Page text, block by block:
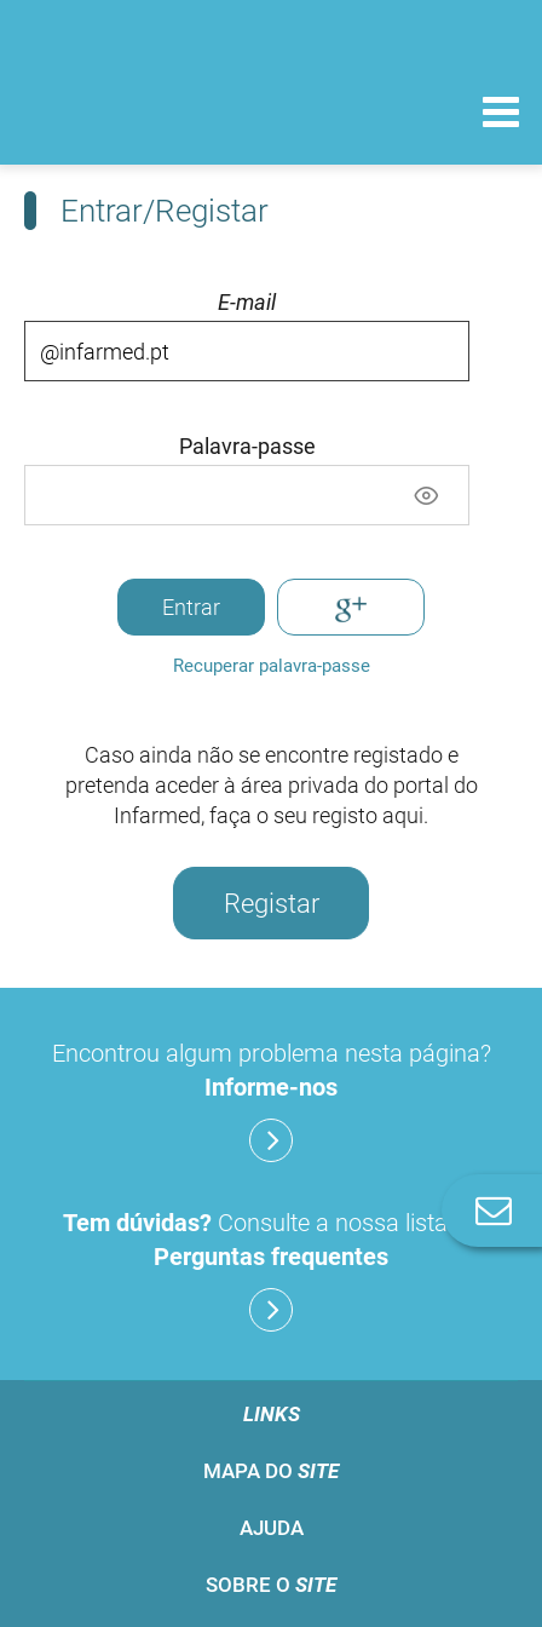
Entrar/Registar
E-mail
Palavra-passe
Entrar
Recuperar palavra-passe
Caso ainda não se encontre registado e
pretenda aceder à área privada do portal do
Infarmed, faça o seu registo aqui.
Registar
Encontrou algum problema nesta página?
Informe-nos
Tem dúvidas? Consulte a nossa lista de
Perguntas frequentes
LINKS
MAPA DO SITE
AJUDA
SOBRE O SITE